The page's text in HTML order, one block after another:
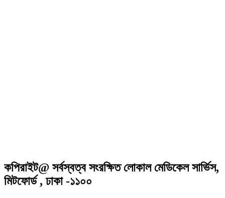
কপিরাইট@ সর্বস্বত্ব সংরক্ষিত লোকাল মেডিকেল সার্ভিস,
মিটফোর্ড , ঢাকা -১১০০